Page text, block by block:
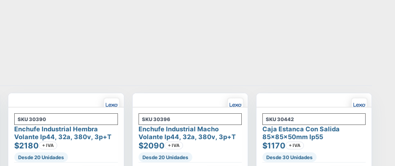
SKU30390
Enchufe Industrial Hembra
Volante Ip44, 32a, 380v, 3p+t
$2180 + IVA
Desde 20 Unidades
SKU30396
Enchufe Industrial Macho
Volante Ip44, 32a, 380v, 3p+t
$2090 + IVA
Desde 20 Unidades
SKU30442
Caja Estanca Con Salida
85x85x50mm Ip55
$1170 + IVA
Desde 30 Unidades